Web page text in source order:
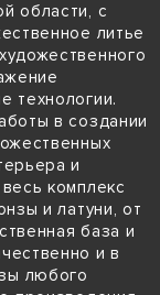
области, с
литье
технологии.
в создании
и
комплекс
и латуни, от
база и
и в
любого